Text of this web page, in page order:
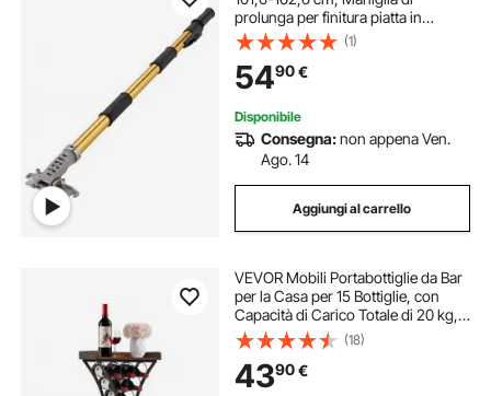
prolunga per finitura piatta in
alluminio anodizzato, Lunghezza a
5 sezioni regolabile, Impugnatura
antiscivolo e verniciatura a 360°
(1)
5490€
Disponibile
Consegna:non appena Ven.
Ago. 14
Aggiungi al carrello
VEVOR Mobili Portabottiglie da Bar
per la Casa per 15 Bottiglie, con
Capacità di Carico Totale di 20 kg,
Portabottiglie Indipendente in
Legno di Ferro per Cucina, Cantina,
Bar, Soggiorno, Nero
(18)
4390€